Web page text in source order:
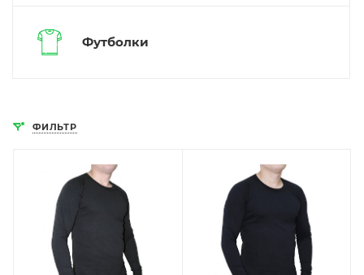
Футболки
ФИЛЬТР